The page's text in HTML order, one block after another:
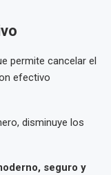
permite cancelar el
efectivo
disminuye los
seguro y